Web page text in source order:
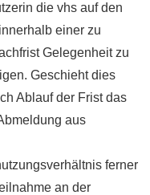
die vhs auf den
einer zu
Gelegenheit zu
Geschieht dies
Ablauf der Frist das
aus
ferner
an der